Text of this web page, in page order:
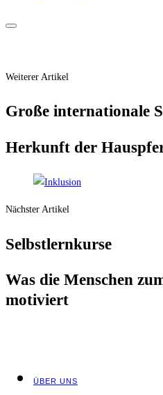
Weiterer Artikel
Gro­ße inter­na­tio­na­le
Her­kunft der
Nächster Artikel
Selbst­lern­kur­se
Was die Men­schen
motiviert
ÜBER UNS